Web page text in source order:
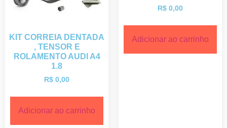
KIT CORREIA DENTADA
, TENSOR E
ROLAMENTO AUDI A4
1.8
R$ 0,00
Adicionar ao carrinho
R$ 0,00
Adicionar ao carrinho